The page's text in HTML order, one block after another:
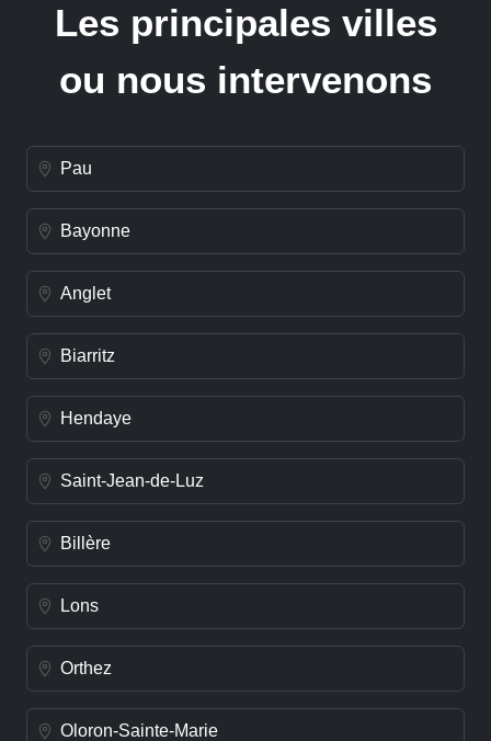
Les principales villes
ou nous intervenons
Pau
Bayonne
Anglet
Biarritz
Hendaye
Saint-Jean-de-Luz
Billère
Lons
Orthez
Oloron-Sainte-Marie